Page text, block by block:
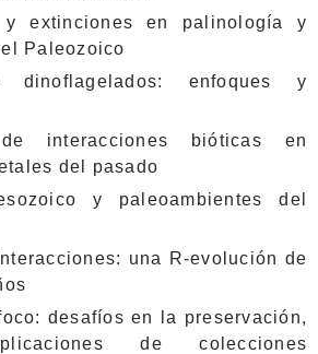
y extinciones en palinología y
Paleozoico
enfoques y
interacciones bióticas en
del pasado
y paleoambientes del
una R-evolución de
desafíos en la preservación,
de colecciones